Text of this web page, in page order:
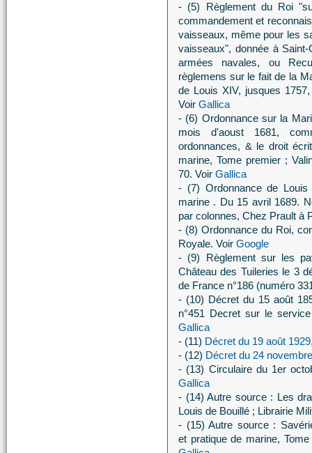
- (5) Règlement du Roi
commandement et
vaisseaux, même pour les
vaisseaux", donnée à
armées navales, ou
règlemens sur le fait de la
de Louis XIV, jusques
Voir Gallica
- (6) Ordonnance sur la
mois d'aoust 1681,
ordonnances, & le droit
marine, Tome premier ;
70. Voir Gallica
- (7) Ordonnance de
marine . Du 15 avril 1689.
par colonnes, Chez Prault à
- (8) Ordonnance du Roi,
Royale. Voir Google
- (9) Règlement sur les
Château des Tuileries le 3
de France n°186 (numéro
- (10) Décret du 15 août
n°451 Decret sur le
Gallica
- (11) Décret du 19 août
- (12) Décret du 24
- (13) Circulaire du 1er
Gallica
- (14) Autre source : Les
Louis de Bouillé ; Librairie
- (15) Autre source :
et pratique de marine,